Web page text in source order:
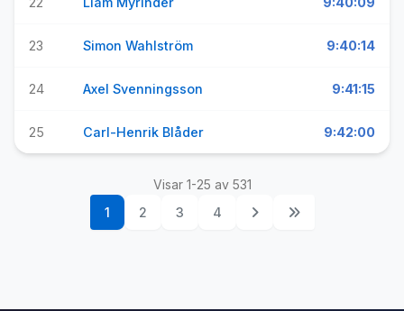
23 Simon Wahlström 9:40:14
24 Axel Svenningsson 9:41:15
25 Carl-Henrik Blåder 9:42:00
Visar 1-25 av 531
1
2 3 4